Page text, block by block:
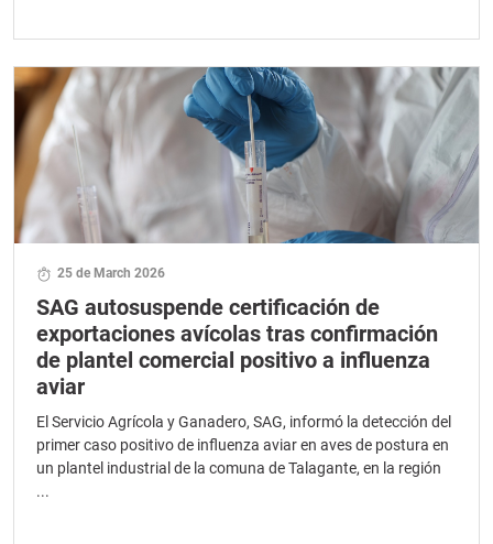
25 de March 2026
SAG autosuspende certificación de
exportaciones avícolas tras confirmación
de plantel comercial positivo a influenza
aviar
El Servicio Agrícola y Ganadero, SAG, informó la detección del
primer caso positivo de influenza aviar en aves de postura en
un plantel industrial de la comuna de Talagante, en la región
...